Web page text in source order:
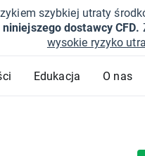
szybkiej utraty
dostawcy CFD.
wysokie ryzyko
Edukacja O nas